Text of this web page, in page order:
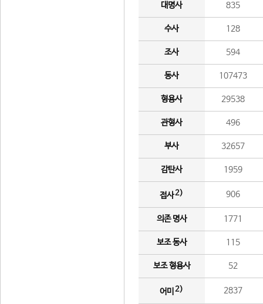
대명사 835
수사 128
조사 594
동사 107473
형용사 29538
관형사 496
부사 32657
감탄사 1959
접사2) 906
의존 명사 1771
보조 동사 115
보조 형용사 52
어미 2) 2837